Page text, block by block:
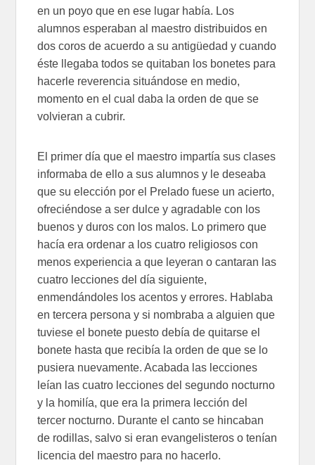
en un poyo que en ese lugar había. Los
alumnos esperaban al maestro distribuidos en
dos coros de acuerdo a su antigüedad y cuando
éste llegaba todos se quitaban los bonetes para
hacerle reverencia situándose en medio,
momento en el cual daba la orden de que se
volvieran a cubrir.
El primer día que el maestro impartía sus clases
informaba de ello a sus alumnos y le deseaba
que su elección por el Prelado fuese un acierto,
ofreciéndose a ser dulce y agradable con los
buenos y duros con los malos. Lo primero que
hacía era ordenar a los cuatro religiosos con
menos experiencia a que leyeran o cantaran las
cuatro lecciones del día siguiente,
enmendándoles los acentos y errores. Hablaba
en tercera persona y si nombraba a alguien que
tuviese el bonete puesto debía de quitarse el
bonete hasta que recibía la orden de que se lo
pusiera nuevamente. Acabada las lecciones
leían las cuatro lecciones del segundo nocturno
y la homilía, que era la primera lección del
tercer nocturno. Durante el canto se hincaban
de rodillas, salvo si eran evangelisteros o tenían
licencia del maestro para no hacerlo.